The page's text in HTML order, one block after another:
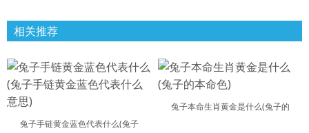
相关推荐
兔子手链黄金蓝色代表什么(兔子
兔子本命生肖黄金是什么(兔子的